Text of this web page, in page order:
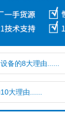
备的8大理由......
大理由......